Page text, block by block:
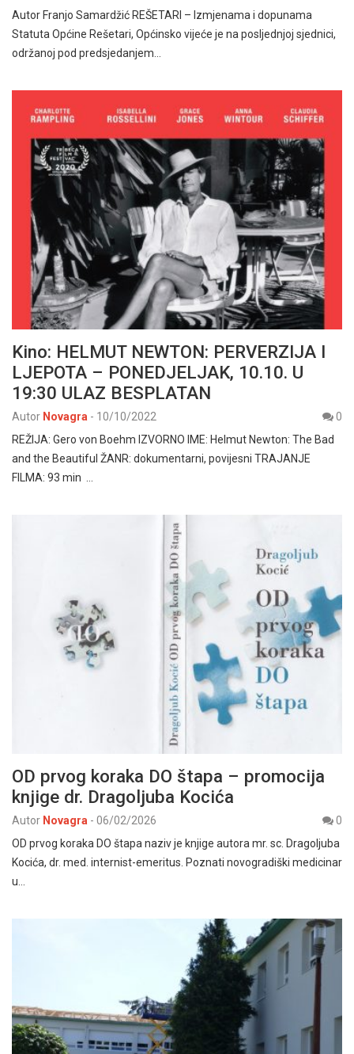
Autor Franjo Samardžić REŠETARI – Izmjenama i dopunama
Statuta Općine Rešetari, Općinsko vijeće je na posljednjoj sjednici,
održanoj pod predsjedanjem…
Kino: HELMUT NEWTON: PERVERZIJA I
LJEPOTA – PONEDJELJAK, 10.10. U
19:30 ULAZ BESPLATAN
Autor Novagra - 10/10/2022
0
REŽIJA: Gero von Boehm IZVORNO IME: Helmut Newton: The Bad
and the Beautiful ŽANR: dokumentarni, povijesni TRAJANJE
FILMA: 93 min …
OD prvog koraka DO štapa – promocija
knjige dr. Dragoljuba Kocića
Autor Novagra - 06/02/2026
0
OD prvog koraka DO štapa naziv je knjige autora mr. sc. Dragoljuba
Kocića, dr. med. internist-emeritus. Poznati novogradiški medicinar
u…